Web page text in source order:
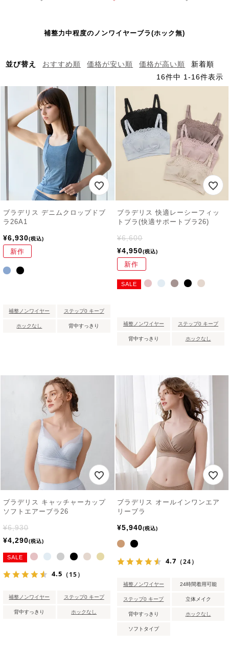
補整力中程度のノンワイヤーブラ(ホック無)
並び替え おすすめ順 価格が安い順 価格が高い順
新着順
16件中 1-16件表示
ブラデリス デニムクロップドブ
ラ26A1
¥6,930 税込
新作
補整ノンワイヤー ステップ0 キープ
ホックなし 背中すっきり
ブラデリス 快適レーシーフィッ
トブラ(快適サポートブラ26)
¥6,600
¥4,950 税込
新作
SALE
補整ノンワイヤー ステップ0 キープ
背中すっきり ホックなし
ブラデリス キャッチャーカップ
ソフトエアーブラ26
¥6,930
¥4,290 税込
SALE
4.5 （15）
補整ノンワイヤー ステップ0 キープ
背中すっきり ホックなし
ブラデリス オールインワンエア
リーブラ
¥5,940 税込
4.7 （24）
補整ノンワイヤー 24時間着用可能
ステップ0 キープ 立体メイク
背中すっきり ホックなし
ソフトタイプ